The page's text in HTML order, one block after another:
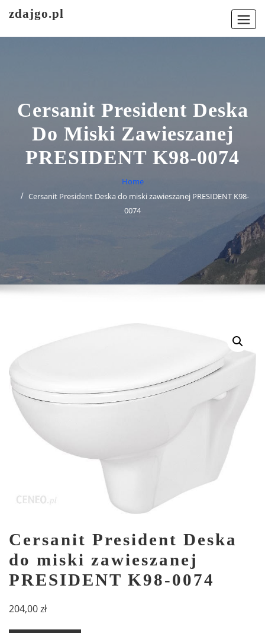
zdajgo.pl
Cersanit President Deska
Do Miski Zawieszanej
PRESIDENT K98-0074
Home
Cersanit President Deska do miski zawieszanej PRESIDENT K98-
0074
Cersanit President Deska
do miski zawieszanej
PRESIDENT K98-0074
204,00zł